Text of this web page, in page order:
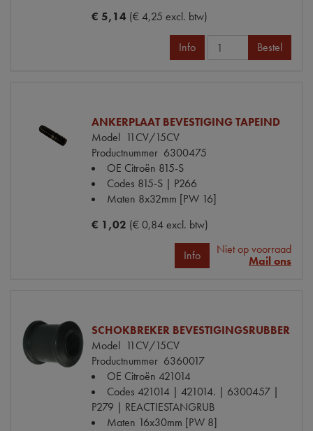
€ 5,14 (€ 4,25 excl. btw)
Info Bestel
ANKERPLAAT BEVESTIGING TAPEIND
Model 11CV/15CV
Productnummer 6300475
OE Citroën 815-S
Codes 815-S | P266
Maten 8x32mm [PW 16]
€ 1,02 (€ 0,84 excl. btw)
Info
Niet op voorraad
Mail ons
SCHOKBREKER BEVESTIGINGSRUBBER
Model 11CV/15CV
Productnummer 6360017
OE Citroën 421014
Codes 421014 | 421014. | 6300457 |
P279 | REACTIESTANGRUB
Maten 16x30mm [PW 8]